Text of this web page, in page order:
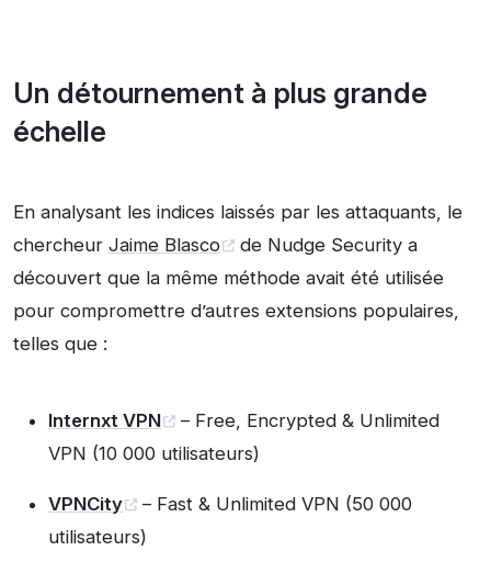
Un détournement à plus grande
échelle
En analysant les indices laissés par les attaquants, le
chercheur Jaime Blasco
de Nudge Security a
découvert que la même méthode avait été utilisée
pour compromettre d’autres extensions populaires,
telles que :
Internxt VPN
– Free, Encrypted & Unlimited
VPN (10 000 utilisateurs)
VPNCity
– Fast & Unlimited VPN (50 000
utilisateurs)